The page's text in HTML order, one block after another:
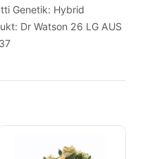
Genetik: Hybrid
Dr Watson 26 LG AUS